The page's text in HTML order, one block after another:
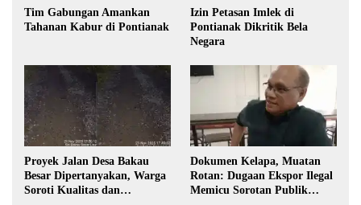
Tim Gabungan Amankan
Tahanan Kabur di Pontianak
Izin Petasan Imlek di
Pontianak Dikritik Bela
Negara
Proyek Jalan Desa Bakau
Besar Dipertanyakan, Warga
Soroti Kualitas dan
Dokumen Kelapa, Muatan
Rotan: Dugaan Ekspor Ilegal
Memicu Sorotan Publik